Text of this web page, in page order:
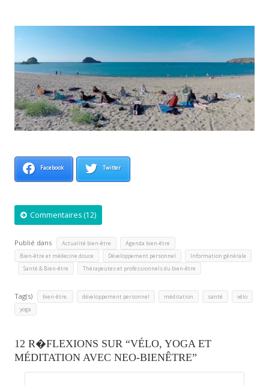
Facebook Twitter
Commentaires (12)
Publié dans Actualité bien-être Agenda bien-être
Bien-être et médecine douce Développement personnel Information générale
Santé & Bien-être Thérapeutes et professionnels du bien-être
Tag(s) bien-être. développement personnel méditation santé vélo
yoga
12 R�FLEXIONS SUR “VÉLO, YOGA ET
MÉDITATION AVEC NEO-BIENÊTRE”